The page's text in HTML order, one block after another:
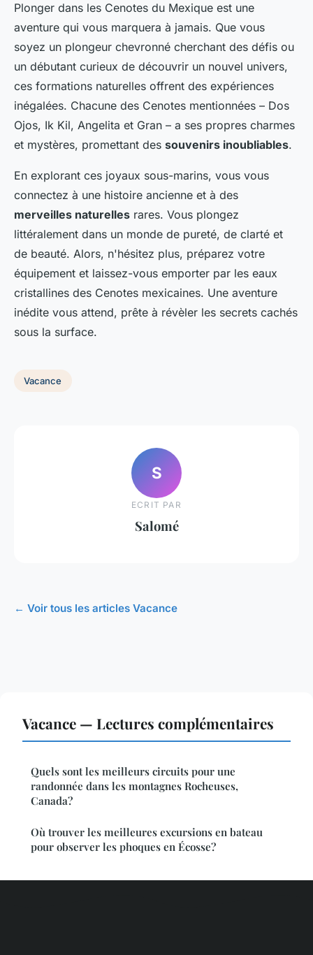
Plonger dans les Cenotes du Mexique est une
aventure qui vous marquera à jamais. Que vous
soyez un plongeur chevronné cherchant des défis ou
un débutant curieux de découvrir un nouvel univers,
ces formations naturelles offrent des expériences
inégalées. Chacune des Cenotes mentionnées – Dos
Ojos, Ik Kil, Angelita et Gran – a ses propres charmes
et mystères, promettant des souvenirs inoubliables.
En explorant ces joyaux sous-marins, vous vous
connectez à une histoire ancienne et à des
merveilles naturelles rares. Vous plongez
littéralement dans un monde de pureté, de clarté et
de beauté. Alors, n'hésitez plus, préparez votre
équipement et laissez-vous emporter par les eaux
cristallines des Cenotes mexicaines. Une aventure
inédite vous attend, prête à révèler les secrets cachés
sous la surface.
Vacance
S
ECRIT PAR
Salomé
← Voir tous les articles Vacance
Vacance — Lectures complémentaires
Quels sont les meilleurs circuits pour une
randonnée dans les montagnes Rocheuses,
Canada?
Où trouver les meilleures excursions en bateau
pour observer les phoques en Écosse?